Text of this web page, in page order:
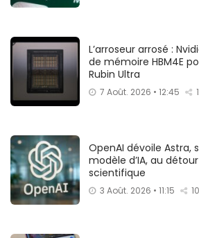
L’arroseur arrosé :
de mémoire HBM4E
Rubin Ultra
7 Août. 2026 • 12:45
OpenAI dévoile Astra,
modèle d’IA, au
scientifique
3 Août. 2026 • 11:15 10